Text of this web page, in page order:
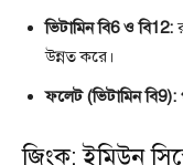
ভিটামিন বি6 ও বি12:
উন্নত করে।
ফলেট (ভিটামিন বি9):
জিংক: ইমিউন